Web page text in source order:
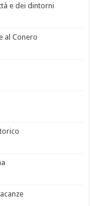
e dei dintorni
al Conero